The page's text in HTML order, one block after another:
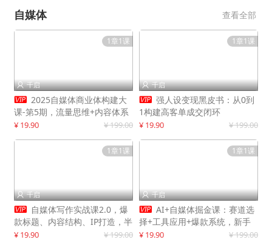
自媒体 查看全部
1章1课
 千启
 2025自媒体商业体构建大
课-第5期，流量思维+内容体系
+变现闭环，打造个人可持续生
¥ 19.90 ¥ 199.00
1章1课
 千启
 强人设变现黑皮书：从0到
1构建高客单成交闭环
¥ 19.90 ¥ 199.00
1章1课
 千启
 自媒体写作实战课2.0，爆
款标题、内容结构、IP打造，半
年复制30万粉月入10万+
¥ 19.90 ¥ 199.00
1章1课
 千启
 AI+自媒体掘金课：赛道选
择+工具应用+爆款系统，新手
快速起步，副业月入8000+
¥ 19.90 ¥ 199.00